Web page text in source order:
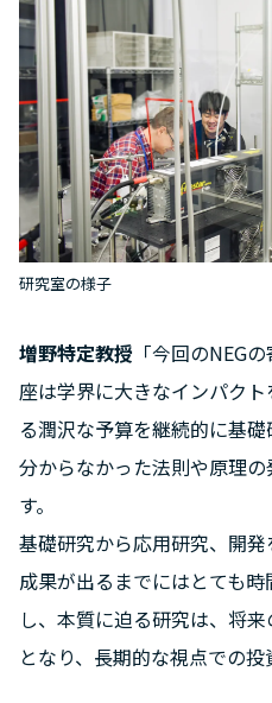
研究室の様子
増野特定教授 「今回のNEG
座は学界に大きなインパク
る潤沢な予算を継続的に基
分からなかった法則や原理
す。
基礎研究から応用研究、開
成果が出るまでにはとても
し、本質に迫る研究は、将
となり、長期的な視点での投